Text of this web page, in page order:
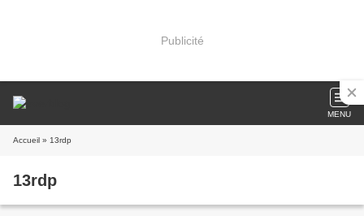
Publicité
MENU
Accueil » 13rdp
13rdp